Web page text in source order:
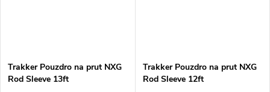
Trakker Pouzdro na prut NXG
Rod Sleeve 13ft
Trakker Pouzdro na prut NXG
Rod Sleeve 12ft